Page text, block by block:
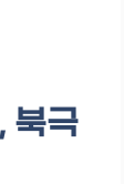
북극